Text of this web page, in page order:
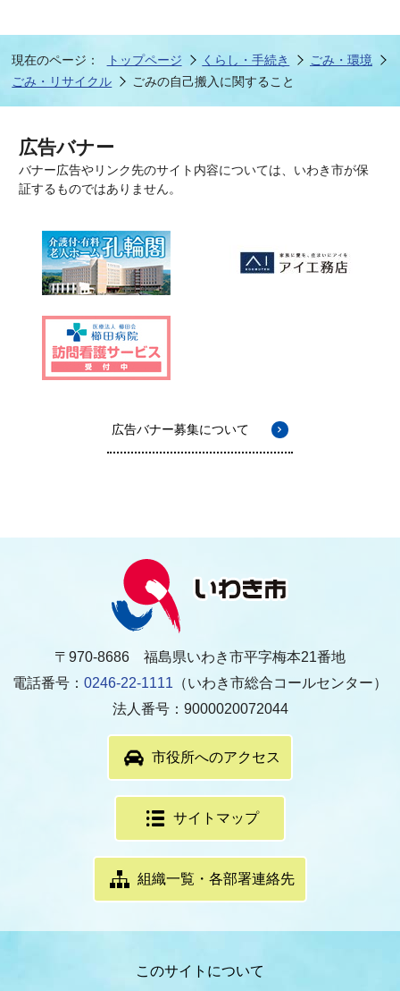
現在のページ： トップページ くらし・手続き
ごみ・環境
ごみ・リサイクル
ごみの自己搬入に関すること
広告バナー
バナー広告やリンク先のサイト内容については、いわき市が保
証するものではありません。
広告バナー募集について
〒970-8686 福島県いわき市平字梅本21番地
電話番号： 0246-22-1111 （いわき市総合コールセンター）
法人番号：9000020072044
市役所へのアクセス
サイトマップ
組織一覧・各部署連絡先
このサイトについて